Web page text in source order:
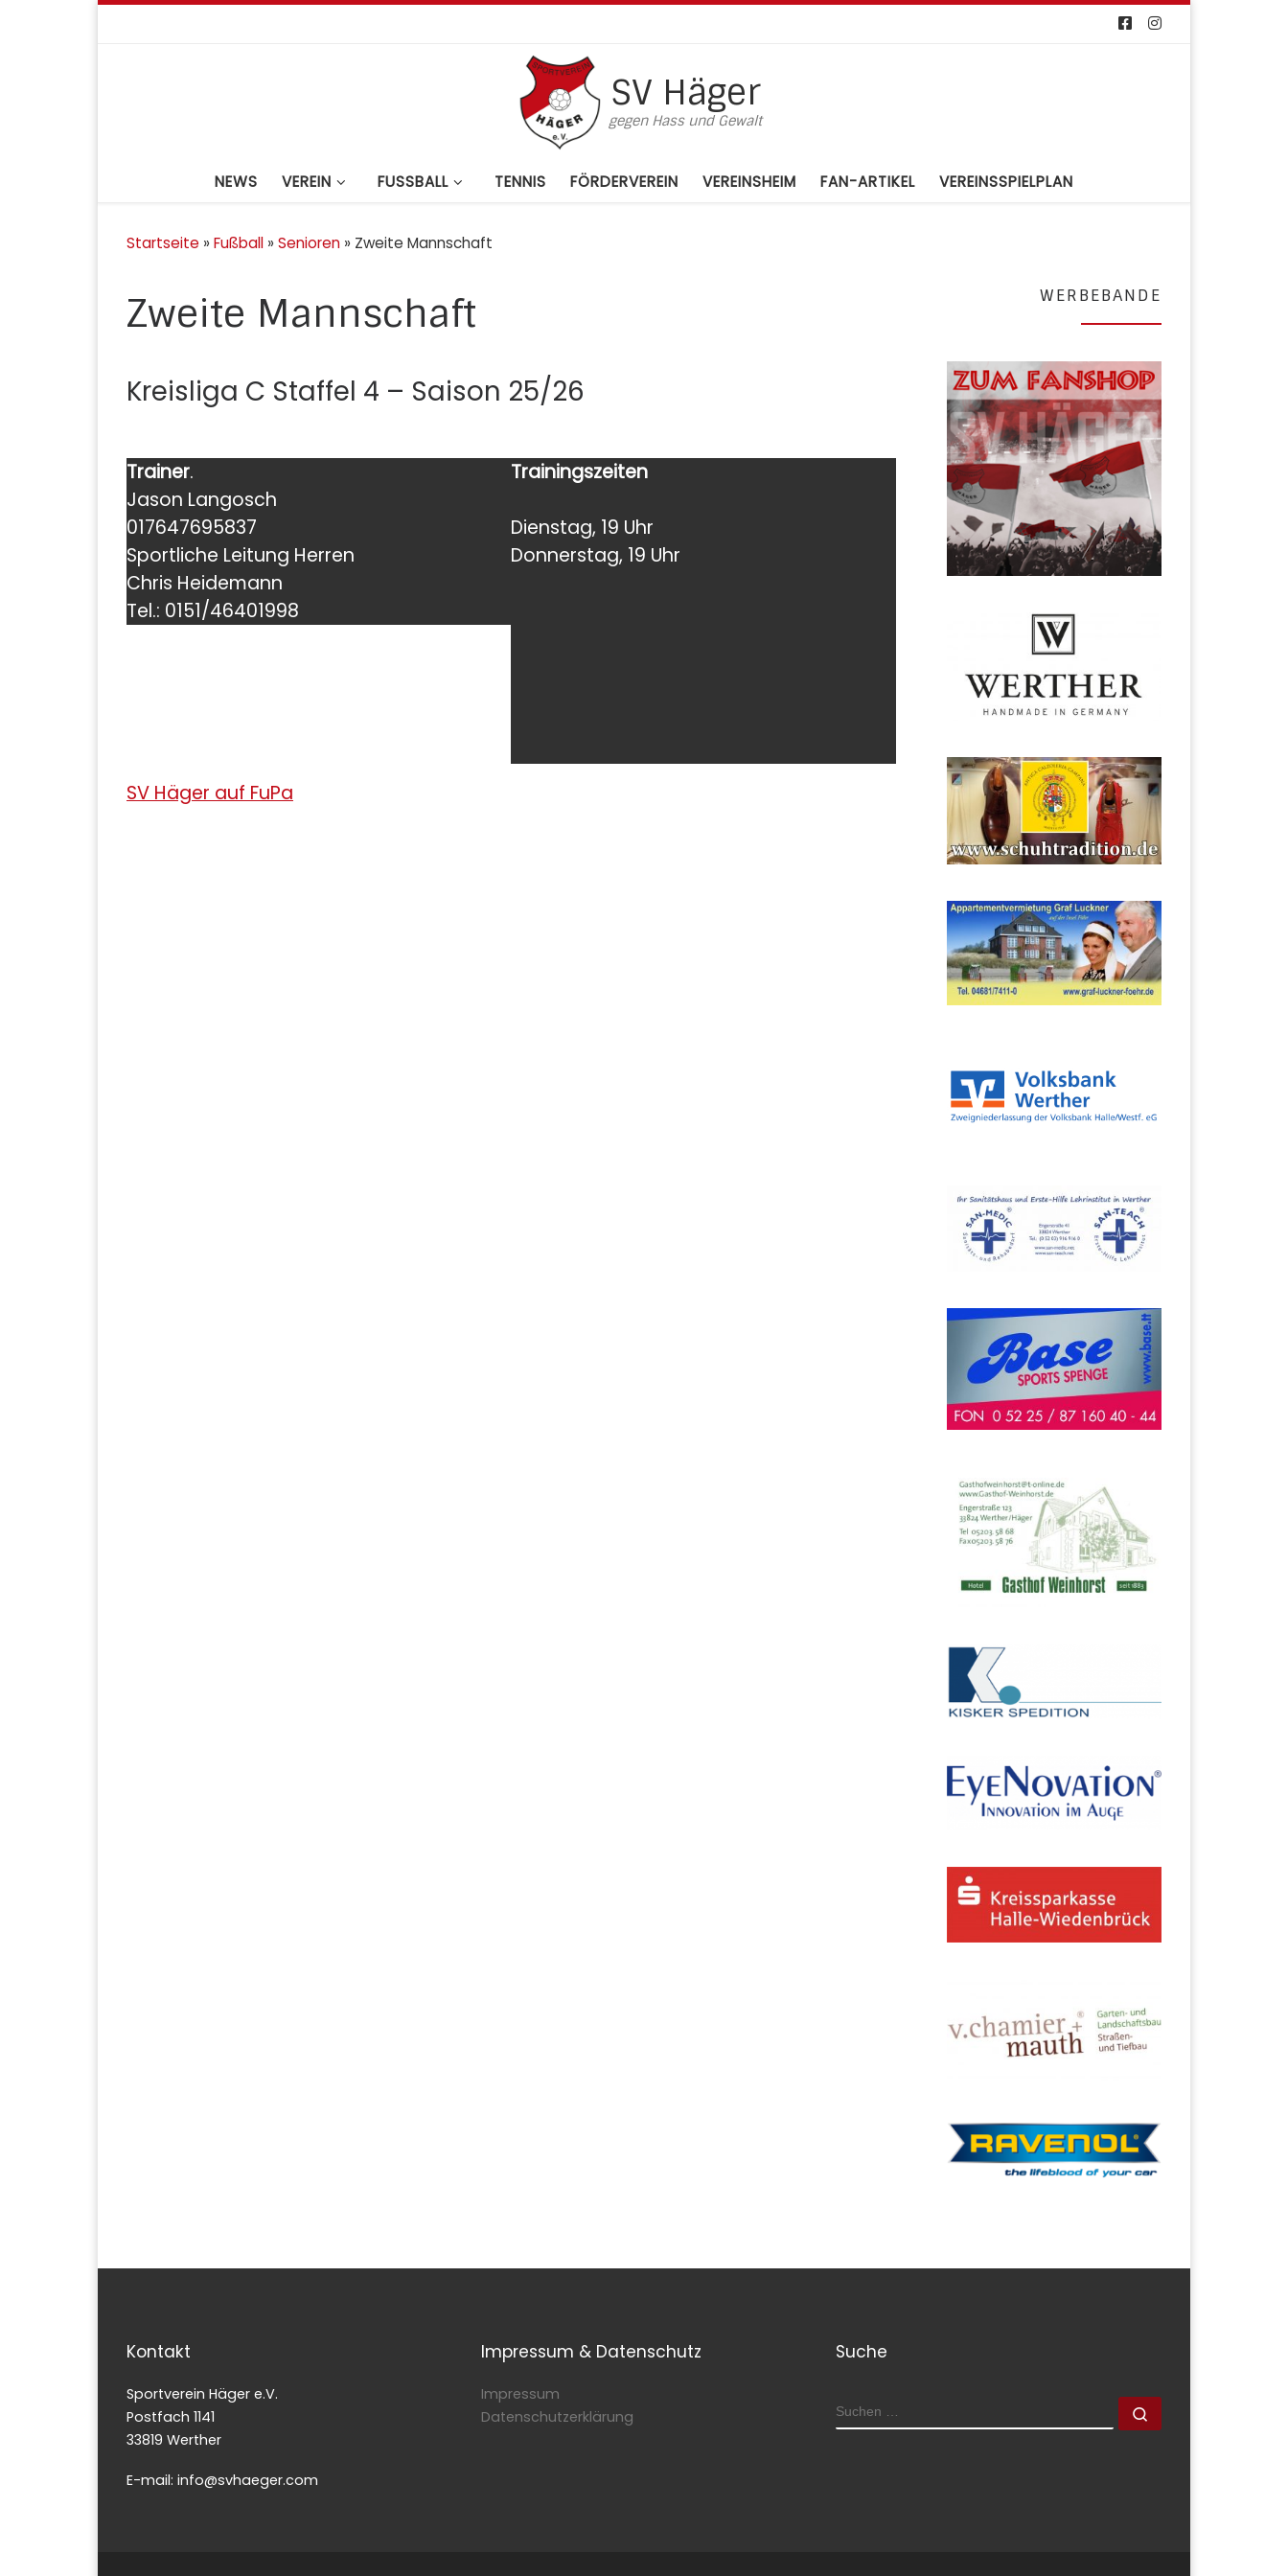
SV Häger
gegen Hass und Gewalt
NEWS VEREIN FUSSBALL TENNIS FÖRDERVEREIN VEREINSHEIM FAN-ARTIKEL VEREINSSPIELPLAN
Startseite » Fußball » Senioren » Zweite Mannschaft
Zweite Mannschaft
Kreisliga C Staffel 4 – Saison 25/26
Trainer.
Jason Langosch
017647695837
Sportliche Leitung Herren
Chris Heidemann
Tel.: 0151/46401998
Trainingszeiten
Dienstag, 19 Uhr
Donnerstag, 19 Uhr
SV Häger auf FuPa
WERBEBANDE
Kontakt
Sportverein Häger e.V.
Postfach 1141
33819 Werther
E-mail: info@svhaeger.com
Impressum & Datenschutz
Impressum
Datenschutzerklärung
Suche
SUCHE